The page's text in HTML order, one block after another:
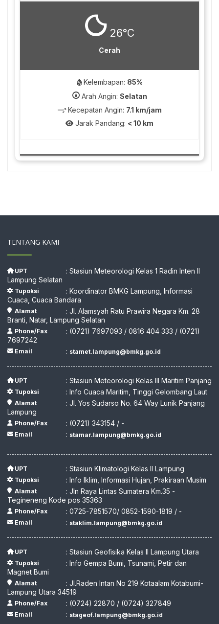
26°C
Cerah
Kelembapan: 85%
Arah Angin: Selatan
Kecepatan Angin: 7.1 km/jam
Jarak Pandang: < 10 km
TENTANG KAMI
UPT
: Stasiun Meteorologi Kelas 1 Radin Inten II
Lampung Selatan
Tupoksi
: Koordinator BMKG Lampung, Informasi
Cuaca, Cuaca Bandara
Alamat
: Jl. Alamsyah Ratu Prawira Negara Km. 28
Branti, Natar, Lampung Selatan
Phone/Fax
: (0721) 7697093 / 0816 404 333 / (0721)
7697242
Email : stamet.lampung@bmkg.go.id
UPT : Stasiun Meteorologi Kelas III Maritim Panjang
Tupoksi : Info Cuaca Maritim, Tinggi Gelombang Laut
Alamat
: Jl. Yos Sudarso No. 64 Way Lunik Panjang
Lampung
Phone/Fax : (0721) 343154 / -
Email : stamar.lampung@bmkg.go.id
UPT : Stasiun Klimatologi Kelas II Lampung
Tupoksi : Info Iklim, Informasi Hujan, Prakiraan Musim
Alamat
: Jln Raya Lintas Sumatera Km.35 -
Tegineneng Kode pos 35363
Phone/Fax : 0725-7851570/ 0852-1590-1819 / -
Email : staklim.lampung@bmkg.go.id
UPT : Stasiun Geofisika Kelas II Lampung Utara
Tupoksi
: Info Gempa Bumi, Tsunami, Petir dan
Magnet Bumi
Alamat
: Jl.Raden Intan No 219 Kotaalam Kotabumi-
Lampung Utara 34519
Phone/Fax : (0724) 22870 / (0724) 327849
Email : stageof.lampung@bmkg.go.id